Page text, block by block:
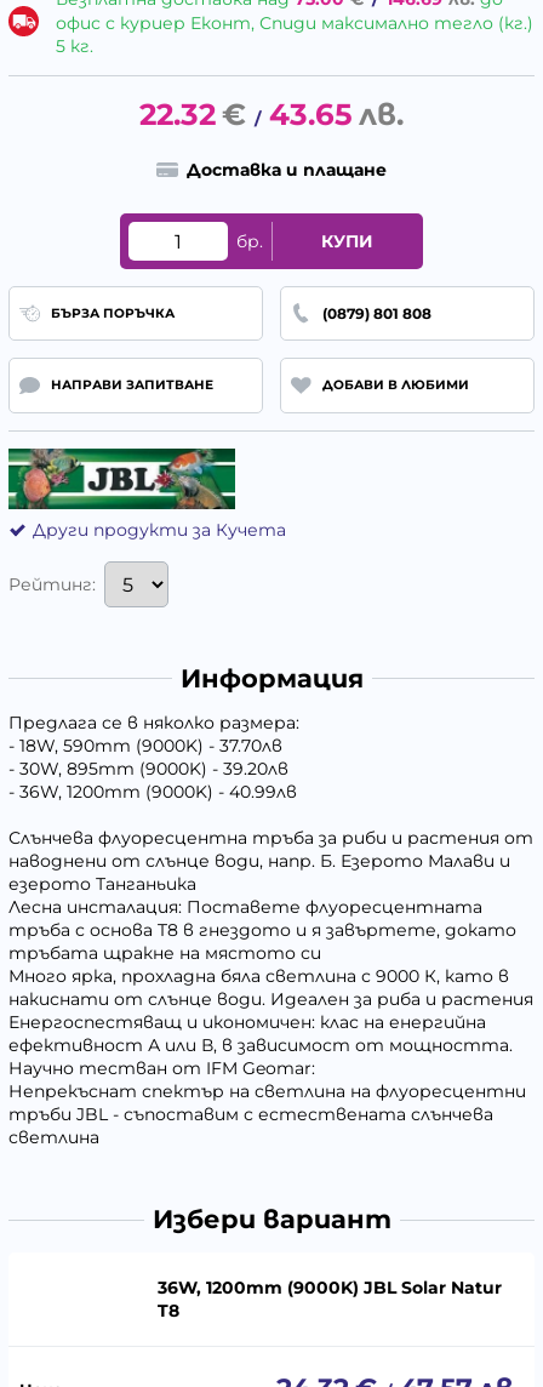
офис с куриер Еконт, Спиди максимално тегло (кг.)
5 кг.
22.32€ / 43.65 лв.
Доставка и плащане
бр. КУПИ
БЪРЗА ПОРЪЧКА (0879) 801 808
НАПРАВИ ЗАПИТВАНЕ ДОБАВИ В ЛЮБИМИ
Други продукти за Кучета
Рейтинг:
Информация
Предлага се в няколко размера:
- 18W, 590mm (9000K) - 37.70лв
- 30W, 895mm (9000K) - 39.20лв
- 36W, 1200mm (9000K) - 40.99лв
Слънчева флуоресцентна тръба за риби и растения от
наводнени от слънце води, напр. Б. Езерото Малави и
езерото Танганьика
Лесна инсталация: Поставете флуоресцентната
тръба с основа T8 в гнездото и я завъртете, докато
тръбата щракне на мястото си
Много ярка, прохладна бяла светлина с 9000 К, като в
накиснати от слънце води. Идеален за риба и растения
Енергоспестяващ и икономичен: клас на енергийна
ефективност А или В, в зависимост от мощността.
Научно тестван от IFM Geomar:
Непрекъснат спектър на светлина на флуоресцентни
тръби JBL - съпоставим с естествената слънчева
светлина
Избери вариант
36W, 1200mm (9000K) JBL Solar Natur
T8